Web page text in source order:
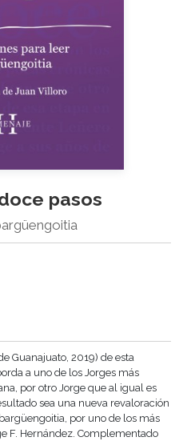
pasos
Guanajuato, 2019) de esta
a uno de los Jorges más
por otro Jorge que al igual es
sea una nueva revaloración
por uno de los más
F. Hernández. Complementado